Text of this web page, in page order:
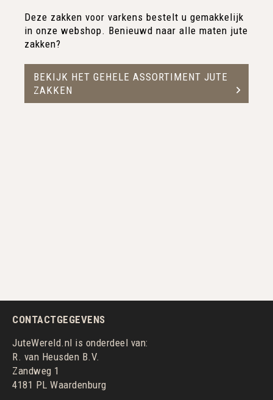
Deze zakken voor varkens bestelt u gemakkelijk
in onze webshop. Benieuwd naar alle maten jute
zakken?
BEKIJK HET GEHELE ASSORTIMENT JUTE
ZAKKEN
CONTACTGEGEVENS
JuteWereld.nl is onderdeel van:
R. van Heusden B.V.
Zandweg 1
4181 PL Waardenburg